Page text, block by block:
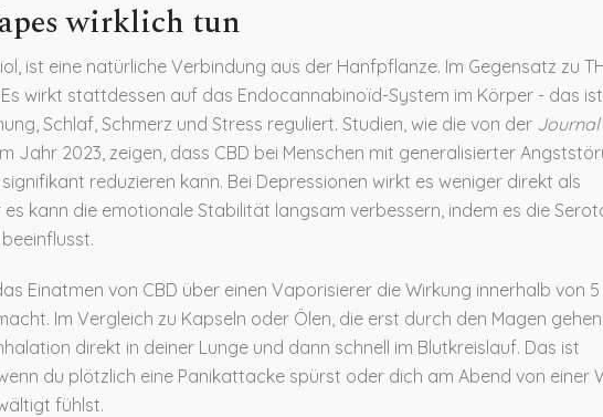
wirklich tun
ist eine natürliche Verbindung aus der Hanfpflanze. Im Gegensatz zu
wirkt stattdessen auf das Endocannabinoïd-System im Körper - das
Schlaf, Schmerz und Stress reguliert. Studien, wie die von der
Jahr 2023, zeigen, dass CBD bei Menschen mit generalisierter
reduzieren kann. Bei Depressionen wirkt es weniger direkt als
kann die emotionale Stabilität langsam verbessern, indem es die
Einatmen von CBD über einen Vaporisierer die Wirkung innerhalb von 5
Im Vergleich zu Kapseln oder Ölen, die erst durch den Magen gehen,
direkt in deiner Lunge und dann schnell im Blutkreislauf. Das ist
du plötzlich eine Panikattacke spürst oder dich am Abend von einer
fühlst.